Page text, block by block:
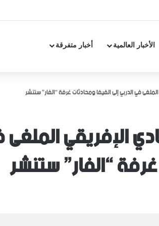
الأخبار العالمية أخبار متفرقة
في الدربي إلى الفيفا ومحادثات غرفة “الفار” ستنشر
الإفريقي الملغى
“الفار” ستنشر